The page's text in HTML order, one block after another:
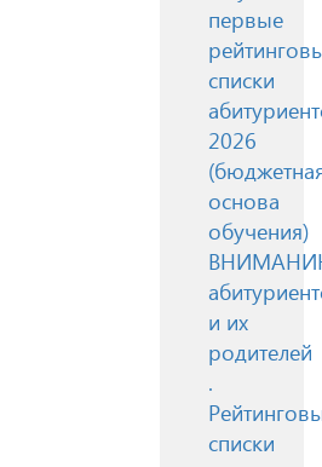
первые
списки
2026
основа
обучения)
и их
родителей
.
списки